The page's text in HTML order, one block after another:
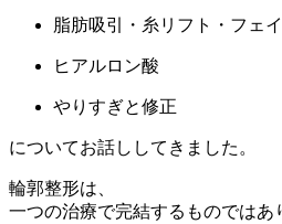
脂肪吸引・糸リフト・フェ
ヒアルロン酸
やりすぎと修正
についてお話ししてきました。
輪郭整形は、
一つの治療で完結するものではあ